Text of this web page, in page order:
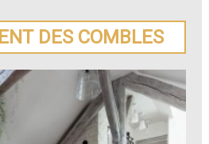
DES COMBLES